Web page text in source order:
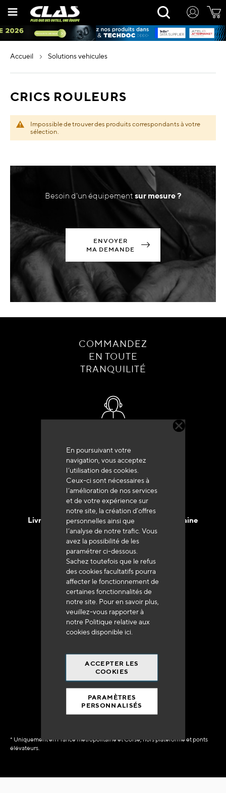
En poursuivant votre
navigation, vous acceptez
l’utilisation des cookies.
Ceux-ci sont nécessaires à
l’amélioration de nos services
et de votre expérience sur
notre site, la création d’offres
personnelles ainsi que
l’analyse de notre trafic. Vous
avez la possibilité de les
paramétrer ci-dessous.
Sachez toutefois que le refus
des cookies facultatifs pourra
affecter le fonctionnement de
certaines fonctionnalités de
notre site. Pour en savoir plus,
veuillez-vous rapporter à
notre Politique relative aux
cookies disponible ici
ACCEPTER LES
COOKIES
PARAMÈTRES
PERSONNALISÉS
Rechercher
accueil solutions vehicules
CRICS ROULEURS
Impossible de trouver des produits correspondants à votre
sélection.
Besoin d'un équipement sur mesure ?
ENVOYER
MA DEMANDE
COMMANDEZ
EN TOUTE
TRANQUILITÉ
+33 (0)4 79 72 62 22 Taper 1
Livraison en 48h à 72h en France Métropolitaine
Franco de port
à 250 euros*
90% du catalogue
en disponibilité
immédiate
* Uniquement en France métropolitaine et Corse, hors plateforme et ponts
élévateurs.